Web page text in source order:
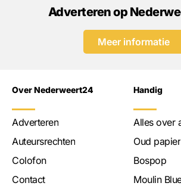
Adverteren op
Meer informatie
Over Nederweert24
Adverteren
Auteursrechten
Colofon
Contact
Handig
Alles over
Oud papier
Bospop
Moulin